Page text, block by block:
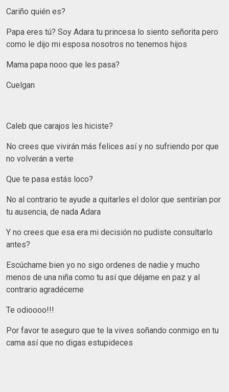
Cariño quién es?
Papa eres tú? Soy Adara tu princesa lo siento señorita pero
como le dijo mi esposa nosotros no tenemos hijos
Mama papa nooo que les pasa?
Cuelgan
Caleb que carajos les hiciste?
No crees que vivirán más felices así y no sufriendo por que
no volverán a verte
Que te pasa estás loco?
No al contrario te ayude a quitarles el dolor que sentirían por
tu ausencia, de nada Adara
Y no crees que esa era mi decisión no pudiste consultarlo
antes?
Escúchame bien yo no sigo ordenes de nadie y mucho
menos de una niña como tu así que déjame en paz y al
contrario agradéceme
Te odioooo!!!
Por favor te aseguro que te la vives soñando conmigo en tu
cama así que no digas estupideces